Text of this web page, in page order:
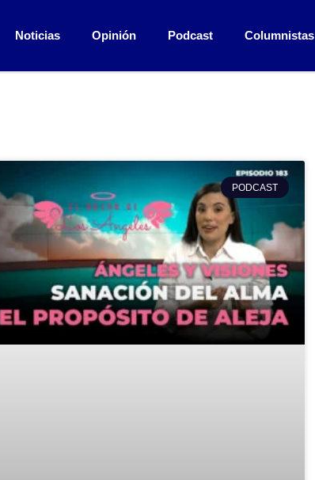
Noticias Opinión Podcast Columnistas
PODCAST